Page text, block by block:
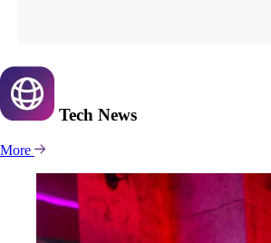
Tech News
More